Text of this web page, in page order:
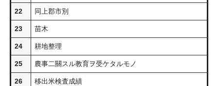
22 同上郡市別
23 苗木
24 耕地整理
25 農事二關スル教育ヲ受ケタルモノ
26 移出米検査成績